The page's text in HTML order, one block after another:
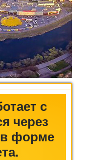
с
через
в форме